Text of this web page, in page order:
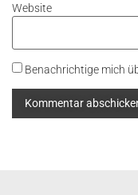
Website
Benachrichtige mich